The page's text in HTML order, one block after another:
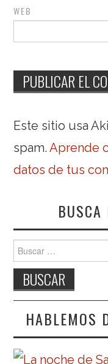
WEB
Este sitio usa
spam.Aprende
datos de tus
BUSCA
Buscar:
HABLEMOS